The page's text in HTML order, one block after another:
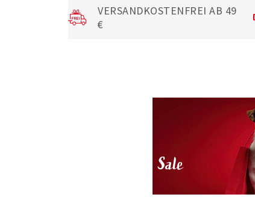
VERSANDKOSTENFREI AB 49
€
Sale